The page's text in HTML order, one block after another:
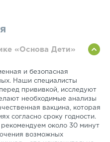
2 до 8 градусов тепла.
известной компанией.
возраст.
инфекция через
«Основа Дети»
и безопасная
Наши специалисты
прививкой, исследуют
необходимые анализы
вакцина, которая
согласно сроку годности.
около 30 минут
возможных